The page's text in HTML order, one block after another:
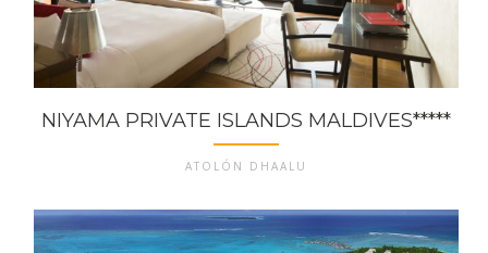
NIYAMA PRIVATE ISLANDS MALDIVES*****
ATOLÓN DHAALU